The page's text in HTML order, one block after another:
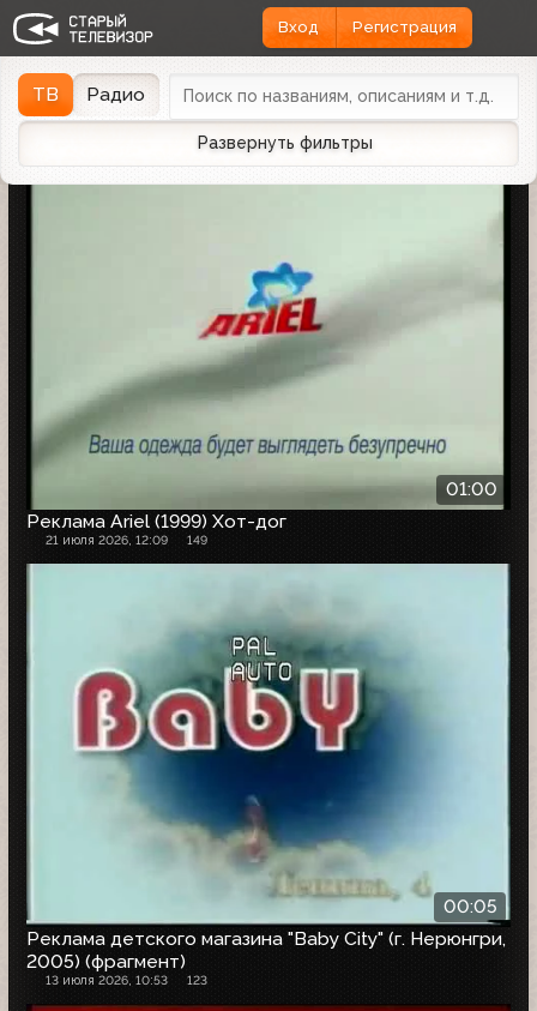
Вход Регистрация
ТВ Радио
Развернуть фильтры
Найдено 1162 записи Дата эфираДата заливки
01:00
Реклама Ariel (1999) Хот-дог
21 июля 2026, 12:09 149
00:05
Реклама детского магазина "Baby City" (г. Нерюнгри,
2005) (фрагмент)
13 июля 2026, 10:53 123